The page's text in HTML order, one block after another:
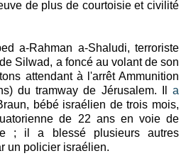
de plus de courtoisie et civilité
a-Rahman a-Shaludi, terroriste
Silwad, a foncé au volant de son
attendant à l'arrêt Ammunition
du tramway de Jérusalem. Il a
bébé israélien de trois mois,
de 22 ans en voie de
; il a blessé plusieurs autres
un policier israélien.